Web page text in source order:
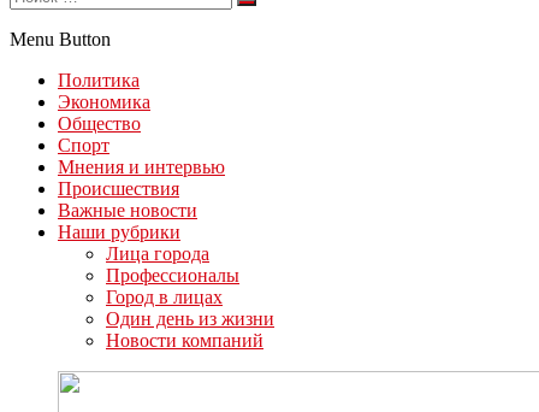
Menu Button
Политика
Экономика
Общество
Спорт
Мнения и интервью
Происшествия
Важные новости
Наши рубрики
Лица города
Профессионалы
Город в лицах
Один день из жизни
Новости компаний